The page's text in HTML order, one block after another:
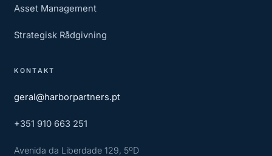
Asset Management
Strategisk Rådgivning
KONTAKT
geral@harborpartners.pt
+351 910 663 251
Avenida da Liberdade 129, 5ºD